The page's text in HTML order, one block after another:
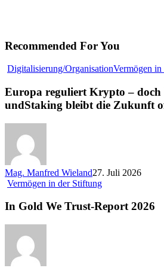
Recommended For You
Digitalisierung/OrganisationVermögen
Europa reguliert Krypto – doch
undStaking bleibt die Zukunft
Mag. Manfred Wieland27. Juli 2026
Vermögen in der StiftungIn
We
Trust-
In Gold We Trust-Report 2026